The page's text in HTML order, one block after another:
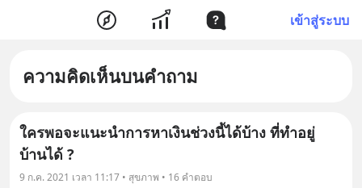
เข้าสู่ระบบ
ความคิดเห็นบนคำถาม
ใครพอจะแนะนำการหาเงินช่วงนี้ได้บ้าง ที่ทำอยู่
บ้านได้ ?
9 ก.ค. 2021 เวลา 11:17 • สุขภาพ • 16 คำตอบ